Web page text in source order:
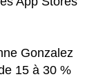
Gonzalez
15 à 30 %